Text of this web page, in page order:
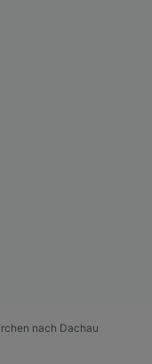
nach Dachau